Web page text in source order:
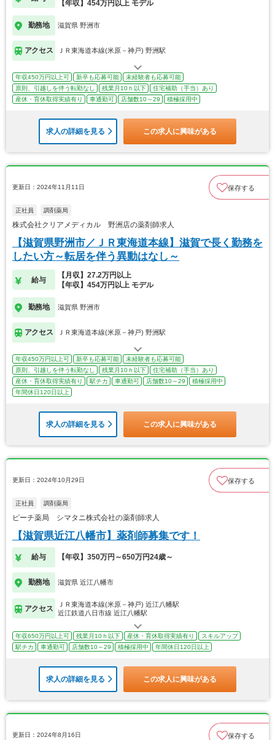
【年収】454万円以上 モデル
勤務地 滋賀県 野洲市
アクセス ＪＲ東海道本線(米原－神戸) 野洲駅
年収450万円以上可 新卒も応募可能
未経験者も応募可能
原則、引越しを伴う転勤なし
残業月10ｈ以下
住宅補助（手当）あり
産休・育休取得実績有り
車通勤可 店舗数10～29 積極採用中
求人の詳細を見る この求人に興味がある
更新日：2024年11月11日 保存する
正社員 調剤薬局
株式会社クリアメディカル 野洲店の薬剤師求人
【滋賀県野洲市／ＪＲ東海道本線】滋賀で長く勤務を
したい方～転居を伴う異動はなし～
給与
【月収】27.2万円以上
【年収】454万円以上 モデル
勤務地 滋賀県 野洲市
アクセス ＪＲ東海道本線(米原－神戸) 野洲駅
年収450万円以上可 新卒も応募可能
未経験者も応募可能
原則、引越しを伴う転勤なし
残業月10ｈ以下
住宅補助（手当）あり
産休・育休取得実績有り
駅チカ 車通勤可 店舗数10～29
積極採用中
年間休日120日以上
求人の詳細を見る この求人に興味がある
更新日：2024年10月29日 保存する
正社員 調剤薬局
ピーチ薬局 シマタニ株式会社の薬剤師求人
【滋賀県近江八幡市】薬剤師募集です！
給与 【年収】350万円～650万円24歳～
勤務地 滋賀県 近江八幡市
アクセス
ＪＲ東海道本線(米原－神戸) 近江八幡駅
近江鉄道八日市線 近江八幡駅
年収650万円以上可 残業月10ｈ以下 産休・育休取得実績有り
スキルアップ
駅チカ
車通勤可 店舗数10～29 積極採用中 年間休日120日以上
求人の詳細を見る この求人に興味がある
更新日：2024年8月16日 保存する